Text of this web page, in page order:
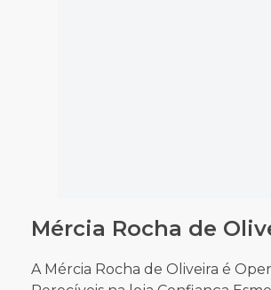
um gênio muito forte!
As minhas duas gravidezes foram
inclusive passando também pelos